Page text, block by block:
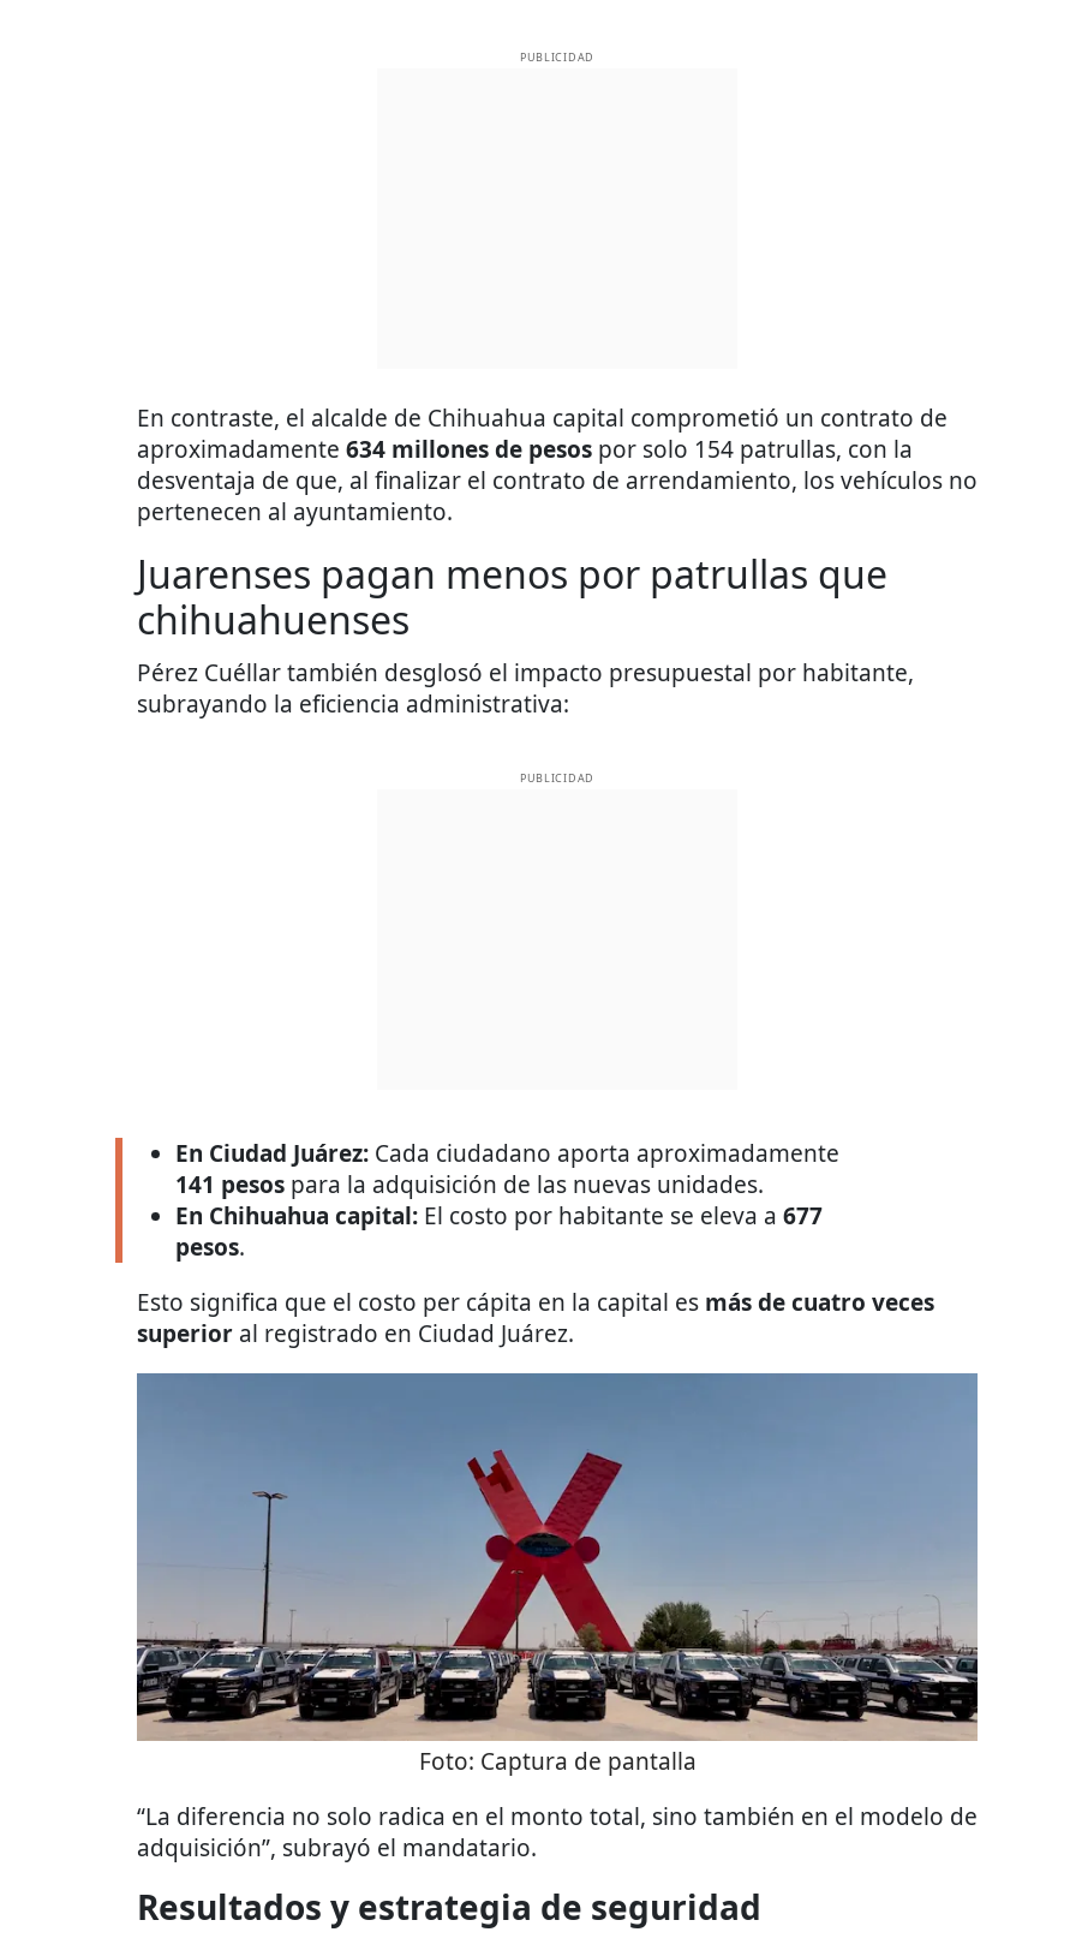
PUBLICIDAD
En contraste, el alcalde de Chihuahua capital comprometió un contrato de
aproximadamente 634 millones de pesos por solo 154 patrullas, con la
desventaja de que, al finalizar el contrato de arrendamiento, los vehículos no
pertenecen al ayuntamiento.
Juarenses pagan menos por patrullas que
chihuahuenses
Pérez Cuéllar también desglosó el impacto presupuestal por habitante,
subrayando la eficiencia administrativa:
PUBLICIDAD
En Ciudad Juárez: Cada ciudadano aporta aproximadamente
141 pesos para la adquisición de las nuevas unidades.
En Chihuahua capital: El costo por habitante se eleva a 677
pesos.
Esto significa que el costo per cápita en la capital es más de cuatro veces
superior al registrado en Ciudad Juárez.
Foto: Captura de pantalla
“La diferencia no solo radica en el monto total, sino también en el modelo de
adquisición”, subrayó el mandatario.
Resultados y estrategia de seguridad